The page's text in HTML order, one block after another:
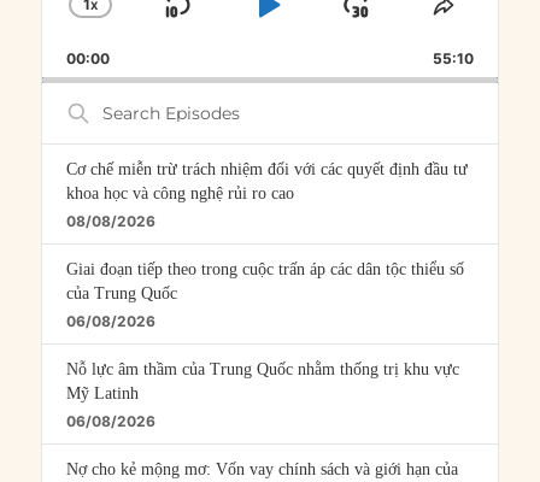
CHANGE
RATE
1X
SKIP
PLAYJUMP
FORWARD
SHARE
00:00 55:10
Search
Episodes
Cơ chế miễn trừ trách nhiệm đối với các quyết định đầu tư
khoa học và công nghệ rủi ro cao
08/08/2026
Giai đoạn tiếp theo trong cuộc trấn áp các dân tộc thiểu số
của Trung Quốc
06/08/2026
Nỗ lực âm thầm của Trung Quốc nhằm thống trị khu vực
Mỹ Latinh
06/08/2026
Nợ cho kẻ mộng mơ: Vốn vay chính sách và giới hạn của